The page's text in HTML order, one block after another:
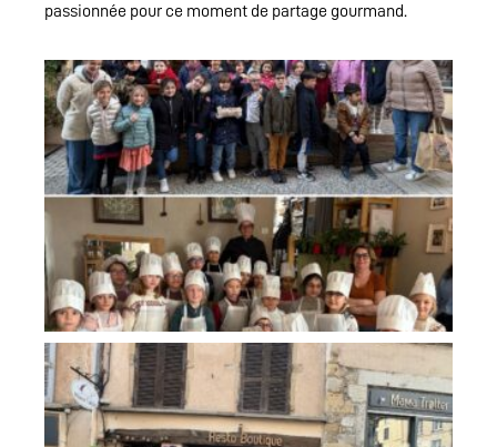
passionnée pour ce moment de partage gourmand.